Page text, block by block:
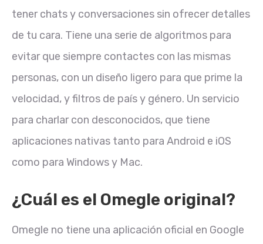
tener chats y conversaciones sin ofrecer detalles
de tu cara. Tiene una serie de algoritmos para
evitar que siempre contactes con las mismas
personas, con un diseño ligero para que prime la
velocidad, y filtros de país y género. Un servicio
para charlar con desconocidos, que tiene
aplicaciones nativas tanto para Android e iOS
como para Windows y Mac.
¿Cuál es el Omegle original?
Omegle no tiene una aplicación oficial en Google